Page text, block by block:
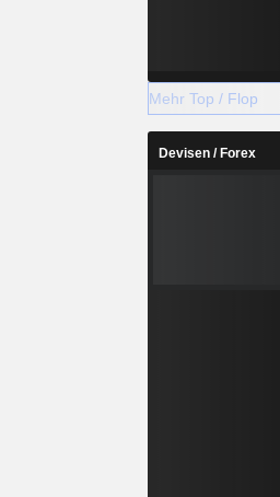
Mehr Top / Flop
Devisen / Forex